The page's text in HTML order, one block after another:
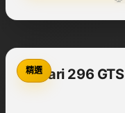
精選
Ferrari 296 GTS